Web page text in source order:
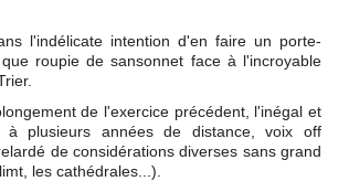
l'indélicate intention d'en faire un porte-
roupie de sansonnet face à l'incroyable
de l'exercice précédent, l'inégal et
plusieurs années de distance, voix off
de considérations diverses sans grand
les cathédrales...).